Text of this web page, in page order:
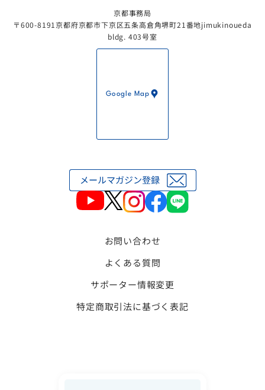
京都事務局
〒600-8191京都府京都市下京区五条高倉角堺町21番地jimukinoueda
bldg. 403号室
Google Map
お問い合わせ
よくある質問
サポーター情報変更
特定商取引法に基づく表記